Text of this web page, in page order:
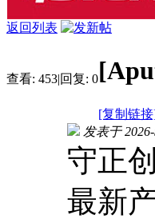
返回列表
查看: 453|回复: 0
[复制链
发表于
守正
最新